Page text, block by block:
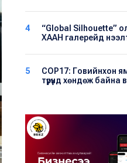
4
“Global Silhouette”
ХААН галерейд
5
COP17: Говийнхон
түрүүнд хөндөж байна